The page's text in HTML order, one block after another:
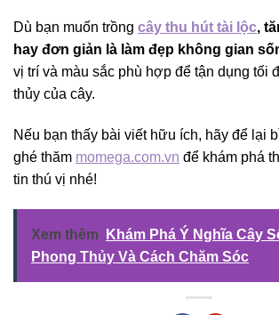
Dù bạn muốn trồng cây thu hút tài lộc,
hay đơn giản là làm đẹp không gian
vị trí và màu sắc phù hợp để tận dụng tối
thủy của cây.
Nếu bạn thấy bài viết hữu ích, hãy để lại
ghé thăm momega.com.vn để khám phá
tin thú vị nhé!
Xem thêm
Khám Phá Ý Nghĩa Cây
Phong Thủy Và Cách Chăm Sóc